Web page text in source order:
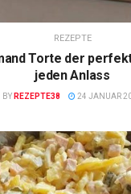
REZEPTE
Torte der
jeden Anlass
BY REZEPTE38 24 JANUAR